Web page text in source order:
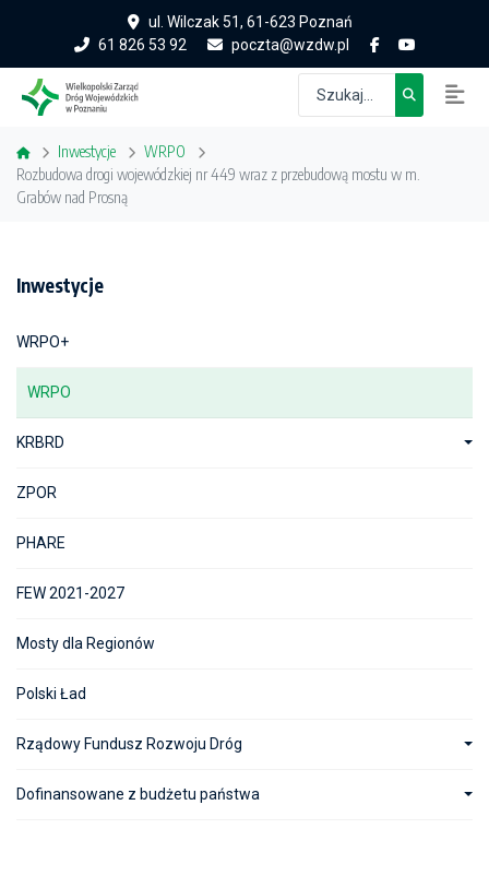
ul. Wilczak 51, 61-623 Poznań
61 826 53 92
poczta@wzdw.pl
Inwestycje
WRPO
Rozbudowa drogi wojewódzkiej nr 449 wraz z przebudową mostu w m.
Grabów nad Prosną
Inwestycje
WRPO+
WRPO
KRBRD
ZPOR
PHARE
FEW 2021-2027
Mosty dla Regionów
Polski Ład
Rządowy Fundusz Rozwoju Dróg
Dofinansowane z budżetu państwa